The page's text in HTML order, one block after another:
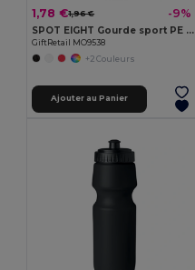
1,78 €1,96 € -9%
SPOT EIGHT Gourde sport PE 500ml
GiftRetail MO9538
+2 Couleurs
Ajouter au Panier